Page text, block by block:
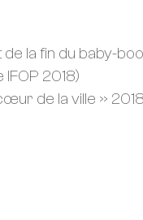
la fin du baby-
2018)
de la ville » 2018